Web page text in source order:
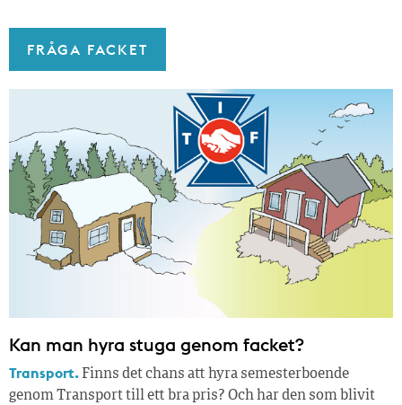
FRÅGA FACKET
Kan man hyra stuga genom facket?
Transport. Finns det chans att hyra semesterboende
genom Transport till ett bra pris? Och har den som blivit